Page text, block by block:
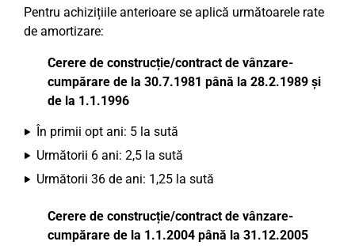
Pentru achizițiile anterioare se aplică următoarele rate
de amortizare:
Cerere de construcție/contract de vânzare-
cumpărare de la 30.7.1981 până la 28.2.1989 și
de la 1.1.1996
În primii opt ani: 5 la sută
Următorii 6 ani: 2,5 la sută
Următorii 36 de ani: 1,25 la sută
Cerere de construcție/contract de vânzare-
cumpărare de la 1.1.2004 până la 31.12.2005